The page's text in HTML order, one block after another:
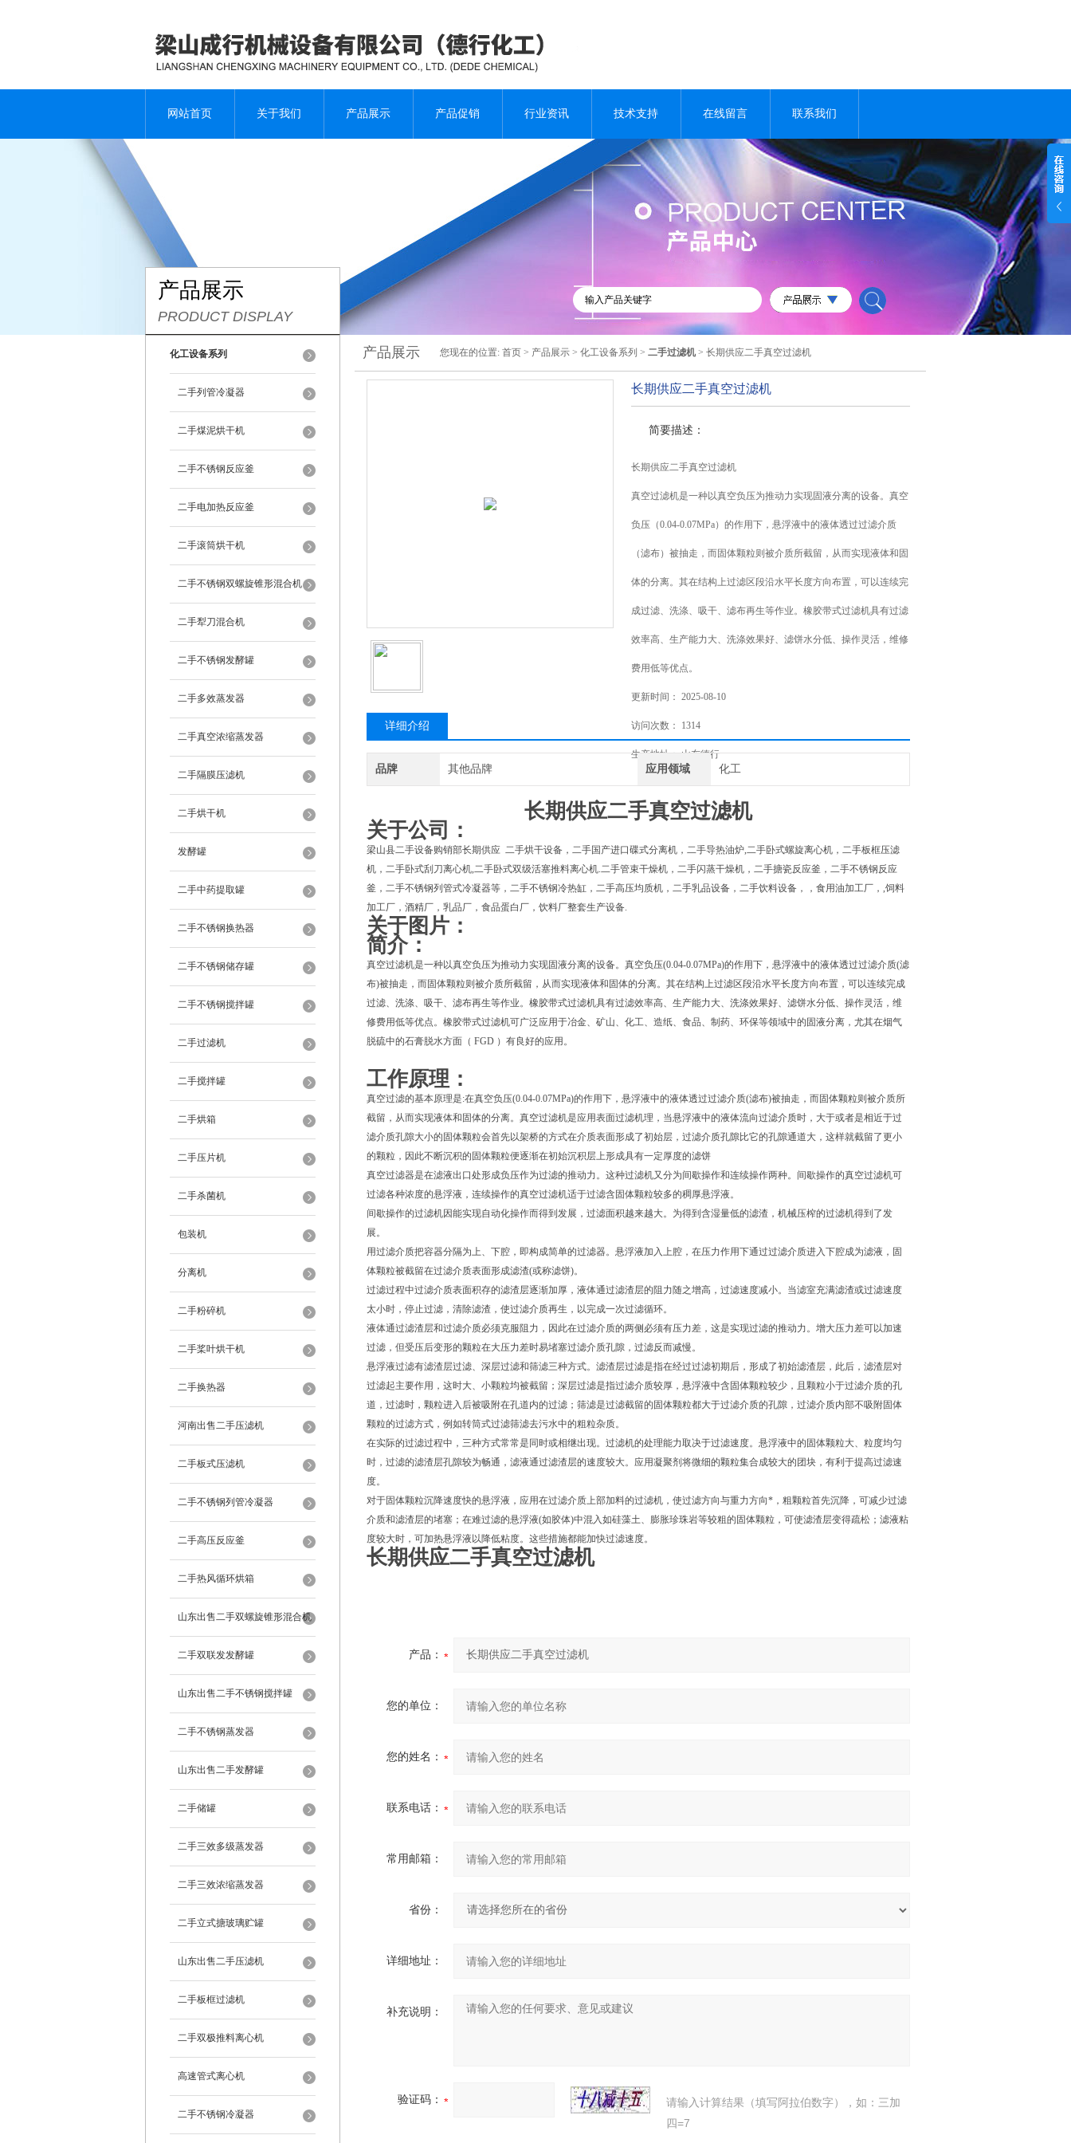
网站首页 关于我们 产品展示 产品促销 行业资讯 技术支持 在线留言 联系我们
产品展示
PRODUCT DISPLAY
化工设备系列
二手列管冷凝器
二手煤泥烘干机
二手不锈钢反应釜
二手电加热反应釜
二手滚筒烘干机
二手不锈钢双螺旋锥形混合机
二手犁刀混合机
二手不锈钢发酵罐
二手多效蒸发器
二手真空浓缩蒸发器
二手隔膜压滤机
二手烘干机
发酵罐
二手中药提取罐
二手不锈钢换热器
二手不锈钢储存罐
二手不锈钢搅拌罐
二手过滤机
二手搅拌罐
二手烘箱
二手压片机
二手杀菌机
包装机
分离机
二手粉碎机
二手桨叶烘干机
二手换热器
河南出售二手压滤机
二手板式压滤机
二手不锈钢列管冷凝器
二手高压反应釜
二手热风循环烘箱
山东出售二手双螺旋锥形混合机
二手双联发发酵罐
山东出售二手不锈钢搅拌罐
二手不锈钢蒸发器
山东出售二手发酵罐
二手储罐
二手三效多级蒸发器
二手三效浓缩蒸发器
二手立式搪玻璃贮罐
山东出售二手压滤机
二手板框过滤机
二手双极推料离心机
高速管式离心机
二手不锈钢冷凝器
产品展示 您现在的位置: 首页 > 产品展示 > 化工设备系列 > 二手过滤机 > 长期供应二手真空过滤机
长期供应二手真空过滤机
简要描述：
长期供应二手真空过滤机
真空过滤机是一种以真空负压为推动力实现固液分离的设备。真空
负压（0.04-0.07MPa）的作用下，悬浮液中的液体透过过滤介质
（滤布）被抽走，而固体颗粒则被介质所截留，从而实现液体和固
体的分离。其在结构上过滤区段沿水平长度方向布置，可以连续完
成过滤、洗涤、吸干、滤布再生等作业。橡胶带式过滤机具有过滤
效率高、生产能力大、洗涤效果好、滤饼水分低、操作灵活，维修
费用低等优点。
更新时间： 2025-08-10
访问次数： 1314
生产地址：山东德行
详细介绍
品牌 其他品牌 应用领域 化工
长期供应二手真空过滤机
关于公司：
梁山县二手设备购销部长期供应 二手烘干设备，二手国产进口碟式分离机，二手导热油炉,二手卧式螺旋离心机，二手板框压滤
机，二手卧式刮刀离心机,二手卧式双级活塞推料离心机.二手管束干燥机，二手闪蒸干燥机，二手搪瓷反应釜，二手不锈钢反应
釜，二手不锈钢列管式冷凝器等，二手不锈钢冷热缸，二手高压均质机，二手乳品设备，二手饮料设备，，食用油加工厂，,饲料
加工厂，酒精厂，乳品厂，食品蛋白厂，饮料厂整套生产设备.
关于图片：
简介：
真空过滤机是一种以真空负压为推动力实现固液分离的设备。真空负压(0.04-0.07MPa)的作用下，悬浮液中的液体透过过滤介质(滤
布)被抽走，而固体颗粒则被介质所截留，从而实现液体和固体的分离。其在结构上过滤区段沿水平长度方向布置，可以连续完成
过滤、洗涤、吸干、滤布再生等作业。橡胶带式过滤机具有过滤效率高、生产能力大、洗涤效果好、滤饼水分低、操作灵活，维
修费用低等优点。橡胶带式过滤机可广泛应用于冶金、矿山、化工、造纸、食品、制药、环保等领域中的固液分离，尤其在烟气
脱硫中的石膏脱水方面（ FGD ）有良好的应用。
工作原理：
真空过滤的基本原理是:在真空负压(0.04-0.07MPa)的作用下，悬浮液中的液体透过过滤介质(滤布)被抽走，而固体颗粒则被介质所
截留，从而实现液体和固体的分离。真空过滤机是应用表面过滤机理，当悬浮液中的液体流向过滤介质时，大于或者是相近于过
滤介质孔隙大小的固体颗粒会首先以架桥的方式在介质表面形成了初始层，过滤介质孔隙比它的孔隙通道大，这样就截留了更小
的颗粒，因此不断沉积的固体颗粒便逐渐在初始沉积层上形成具有一定厚度的滤饼
真空过滤器是在滤液出口处形成负压作为过滤的推动力。这种过滤机又分为间歇操作和连续操作两种。间歇操作的真空过滤机可
过滤各种浓度的悬浮液，连续操作的真空过滤机适于过滤含固体颗粒较多的稠厚悬浮液。
间歇操作的过滤机因能实现自动化操作而得到发展，过滤面积越来越大。为得到含湿量低的滤渣，机械压榨的过滤机得到了发
展。
用过滤介质把容器分隔为上、下腔，即构成简单的过滤器。悬浮液加入上腔，在压力作用下通过过滤介质进入下腔成为滤液，固
体颗粒被截留在过滤介质表面形成滤渣(或称滤饼)。
过滤过程中过滤介质表面积存的滤渣层逐渐加厚，液体通过滤渣层的阻力随之增高，过滤速度减小。当滤室充满滤渣或过滤速度
太小时，停止过滤，清除滤渣，使过滤介质再生，以完成一次过滤循环。
液体通过滤渣层和过滤介质必须克服阻力，因此在过滤介质的两侧必须有压力差，这是实现过滤的推动力。增大压力差可以加速
过滤，但受压后变形的颗粒在大压力差时易堵塞过滤介质孔隙，过滤反而减慢。
悬浮液过滤有滤渣层过滤、深层过滤和筛滤三种方式。滤渣层过滤是指在经过过滤初期后，形成了初始滤渣层，此后，滤渣层对
过滤起主要作用，这时大、小颗粒均被截留；深层过滤是指过滤介质较厚，悬浮液中含固体颗粒较少，且颗粒小于过滤介质的孔
道，过滤时，颗粒进入后被吸附在孔道内的过滤；筛滤是过滤截留的固体颗粒都大于过滤介质的孔隙，过滤介质内部不吸附固体
颗粒的过滤方式，例如转筒式过滤筛滤去污水中的粗粒杂质。
在实际的过滤过程中，三种方式常常是同时或相继出现。过滤机的处理能力取决于过滤速度。悬浮液中的固体颗粒大、粒度均匀
时，过滤的滤渣层孔隙较为畅通，滤液通过滤渣层的速度较大。应用凝聚剂将微细的颗粒集合成较大的团块，有利于提高过滤速
度。
对于固体颗粒沉降速度快的悬浮液，应用在过滤介质上部加料的过滤机，使过滤方向与重力方向*，粗颗粒首先沉降，可减少过滤
介质和滤渣层的堵塞；在难过滤的悬浮液(如胶体)中混入如硅藻土、膨胀珍珠岩等较粗的固体颗粒，可使滤渣层变得疏松；滤液粘
度较大时，可加热悬浮液以降低粘度。这些措施都能加快过滤速度。
长期供应二手真空过滤机
产品：
您的单位：
您的姓名：
联系电话：
常用邮箱：
省份：
详细地址：
补充说明：
验证码：
请输入计算结果（填写阿拉伯数字），如：三加
四=7